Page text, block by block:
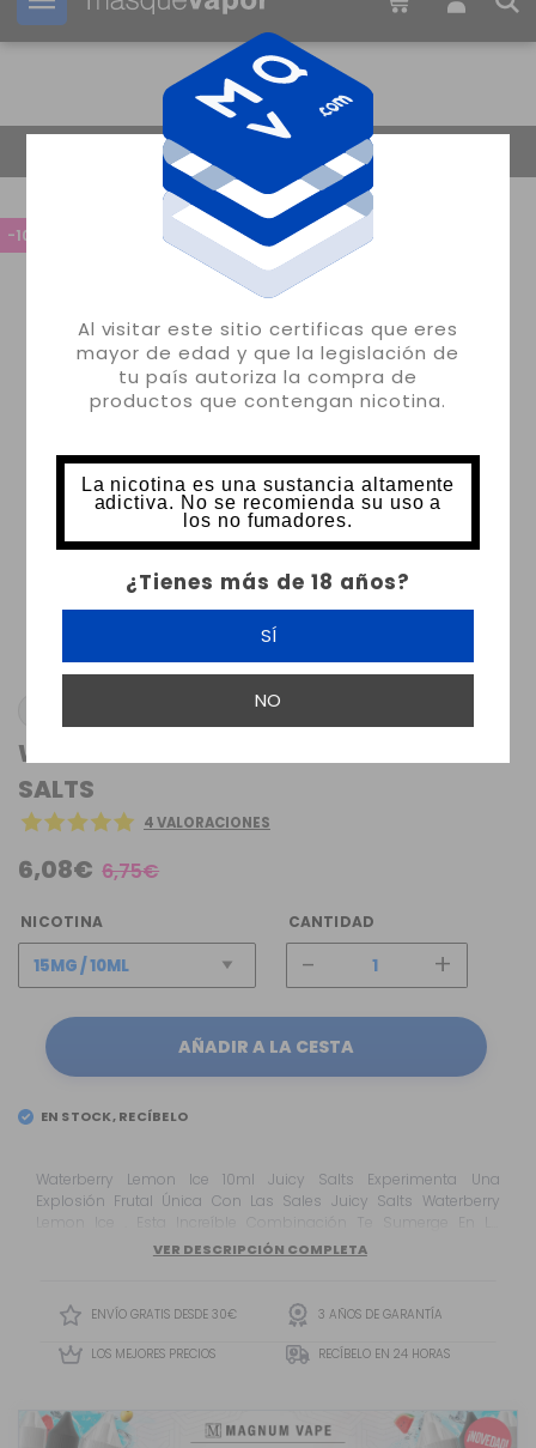
Al visitar este sitio certificas que eres
mayor de edad y que la legislación de
tu país autoriza la compra de
productos que contengan nicotina.
La nicotina es una sustancia altamente
adictiva. No se recomienda su uso a
los no fumadores.
¿Tienes más de 18 años?
SÍ
NO
Tu pedido puede ser enviado en 44m: 38s
-10%
WATERBERRY LEMON ICE 10ML JUICY
SALTS
4 VALORACIONES
6,08€ 6,75€
NICOTINA CANTIDAD
- +
AÑADIR A LA CESTA
EN STOCK, RECÍBELO
Waterberry Lemon Ice 10ml Juicy Salts Experimenta Una
Explosión Frutal Única Con Las Sales Juicy Salts Waterberry
Lemon Ice . Esta Increíble Combinación Te Sumerge En La
Jugosidad Y Frescura De La Sandía , La Dulzura De Las Frutas Del
Un...
VER DESCRIPCIÓN COMPLETA
ENVÍO GRATIS DESDE 30€ 3 AÑOS DE GARANTÍA
LOS MEJORES PRECIOS RECÍBELO EN 24 HORAS